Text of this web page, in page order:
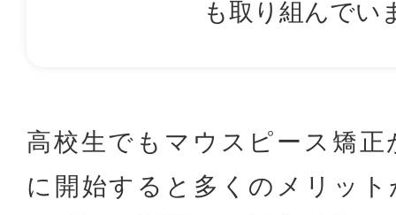
も取り組んでい
高校生でもマウスピース矯
に開始すると多くのメリッ